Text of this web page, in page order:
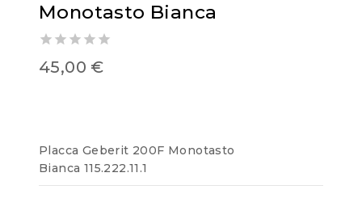
Monotasto Bianca
0
out
45,00 €
Placca Geberit 200F Monotasto
Bianca 115.222.11.1